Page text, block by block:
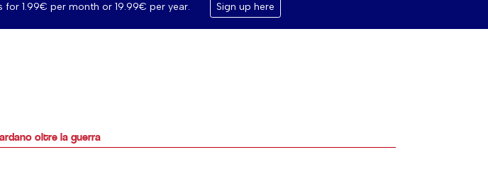
for 1.99€ per month or 19.99€ per year. Sign up here
oltre la guerra